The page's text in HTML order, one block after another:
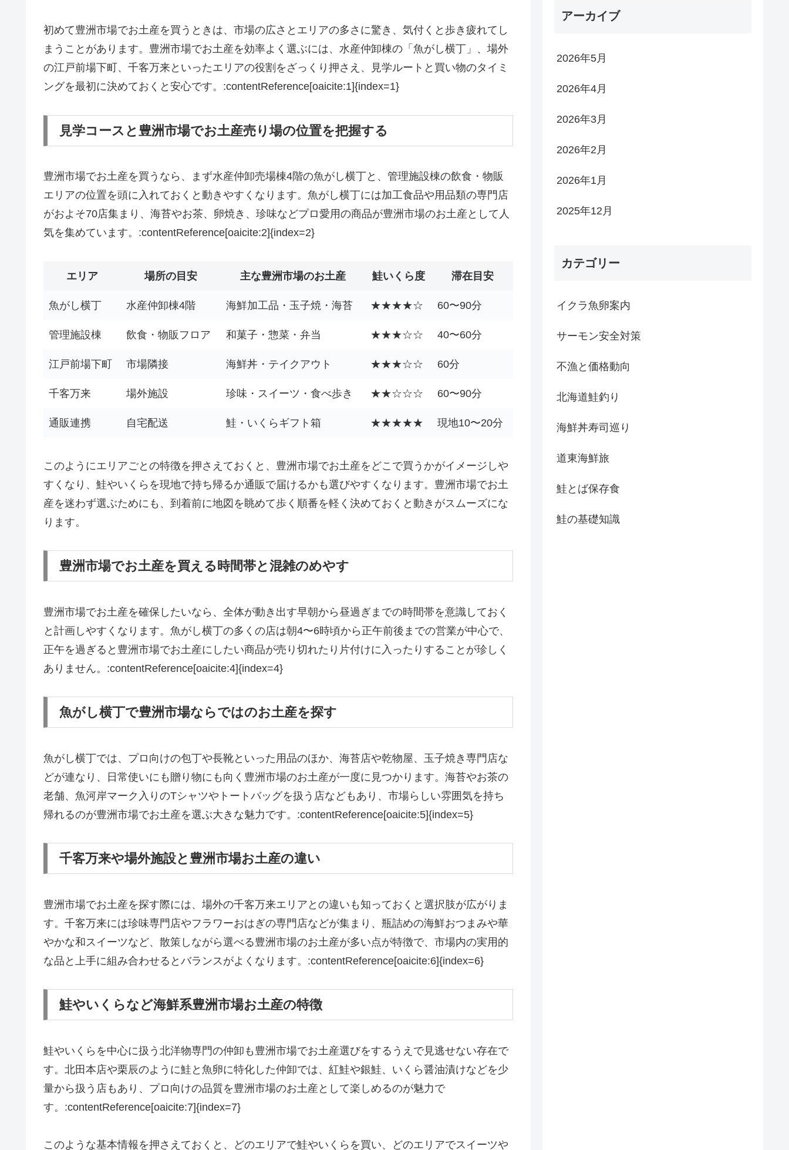
初めて豊洲市場でお土産を買うときは、市場の広さとエリアの多さに驚き、気付くと歩き疲れてし
まうことがあります。豊洲市場でお土産を効率よく選ぶには、水産仲卸棟の「魚がし横丁」、場外
の江戸前場下町、千客万来といったエリアの役割をざっくり押さえ、見学ルートと買い物のタイミ
ングを最初に決めておくと安心です。:contentReference[oaicite:1]{index=1}
見学コースと豊洲市場でお土産売り場の位置を把握する
豊洲市場でお土産を買うなら、まず水産仲卸売場棟4階の魚がし横丁と、管理施設棟の飲食・物販
エリアの位置を頭に入れておくと動きやすくなります。魚がし横丁には加工食品や用品類の専門店
がおよそ70店集まり、海苔やお茶、卵焼き、珍味などプロ愛用の商品が豊洲市場のお土産として人
気を集めています。:contentReference[oaicite:2]{index=2}
エリア 場所の目安 主な豊洲市場のお土産 鮭いくら度 滞在目安
魚がし横丁 水産仲卸棟4階 海鮮加工品・玉子焼・海苔 ★★★★☆ 60〜90分
管理施設棟 飲食・物販フロア 和菓子・惣菜・弁当 ★★★☆☆ 40〜60分
江戸前場下町 市場隣接 海鮮丼・テイクアウト ★★★☆☆ 60分
千客万来 場外施設 珍味・スイーツ・食べ歩き ★★☆☆☆ 60〜90分
通販連携 自宅配送 鮭・いくらギフト箱 ★★★★★ 現地10〜20分
このようにエリアごとの特徴を押さえておくと、豊洲市場でお土産をどこで買うかがイメージしや
すくなり、鮭やいくらを現地で持ち帰るか通販で届けるかも選びやすくなります。豊洲市場でお土
産を迷わず選ぶためにも、到着前に地図を眺めて歩く順番を軽く決めておくと動きがスムーズにな
ります。
豊洲市場でお土産を買える時間帯と混雑のめやす
豊洲市場でお土産を確保したいなら、全体が動き出す早朝から昼過ぎまでの時間帯を意識しておく
と計画しやすくなります。魚がし横丁の多くの店は朝4〜6時頃から正午前後までの営業が中心で、
正午を過ぎると豊洲市場でお土産にしたい商品が売り切れたり片付けに入ったりすることが珍しく
ありません。:contentReference[oaicite:4]{index=4}
魚がし横丁で豊洲市場ならではのお土産を探す
魚がし横丁では、プロ向けの包丁や長靴といった用品のほか、海苔店や乾物屋、玉子焼き専門店な
どが連なり、日常使いにも贈り物にも向く豊洲市場のお土産が一度に見つかります。海苔やお茶の
老舗、魚河岸マーク入りのTシャツやトートバッグを扱う店などもあり、市場らしい雰囲気を持ち
帰れるのが豊洲市場でお土産を選ぶ大きな魅力です。:contentReference[oaicite:5]{index=5}
千客万来や場外施設と豊洲市場お土産の違い
豊洲市場でお土産を探す際には、場外の千客万来エリアとの違いも知っておくと選択肢が広がりま
す。千客万来には珍味専門店やフラワーおはぎの専門店などが集まり、瓶詰めの海鮮おつまみや華
やかな和スイーツなど、散策しながら選べる豊洲市場のお土産が多い点が特徴で、市場内の実用的
な品と上手に組み合わせるとバランスがよくなります。:contentReference[oaicite:6]{index=6}
鮭やいくらなど海鮮系豊洲市場お土産の特徴
鮭やいくらを中心に扱う北洋物専門の仲卸も豊洲市場でお土産選びをするうえで見逃せない存在で
す。北田本店や栗辰のように鮭と魚卵に特化した仲卸では、紅鮭や銀鮭、いくら醤油漬けなどを少
量から扱う店もあり、プロ向けの品質を豊洲市場のお土産として楽しめるのが魅力で
す。:contentReference[oaicite:7]{index=7}
このような基本情報を押さえておくと、どのエリアで鮭やいくらを買い、どのエリアでスイーツや
アーカイブ
2026年5月
2026年4月
2026年3月
2026年2月
2026年1月
2025年12月
カテゴリー
イクラ魚卵案内
サーモン安全対策
不漁と価格動向
北海道鮭釣り
海鮮丼寿司巡り
道東海鮮旅
鮭とば保存食
鮭の基礎知識